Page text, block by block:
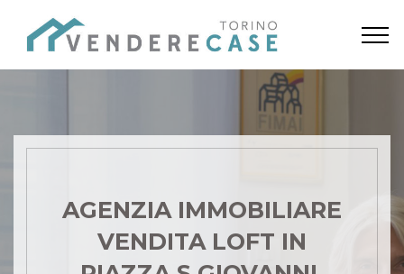
AGENZIA IMMOBILIARE
VENDITA LOFT IN